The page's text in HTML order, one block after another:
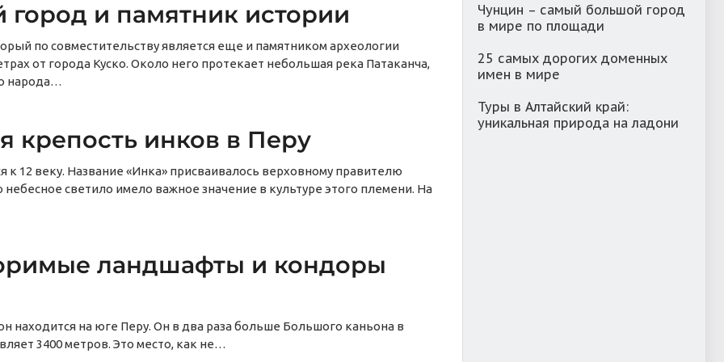
и памятник истории
по совместительству является еще и памятником археологии
от города Куско. Около него протекает небольшая река Патаканча,
народа…
крепость инков в Перу
к 12 веку. Название «Инка» присваивалось верховному правителю
светило имело важное значение в культуре этого племени. На
ландшафты и кондоры
находится на юге Перу. Он в два раза больше Большого каньона в
3400 метров. Это место, как не…
Чунцин – самый большой город
в мире по площади
25 самых дорогих доменных
имен в мире
Туры в Алтайский край:
уникальная природа на ладони